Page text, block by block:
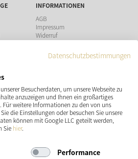
INFORMATIONEN
AGB
Impressum
Widerruf
Teilnahmebedingungen Gewinnspiel
SOCIAL MEDIA
Datenschutzbestimmungen
Besucherdaten, um unsere Webseite zu
anzuzeigen und Ihnen ein großartiges
Für weitere Informationen zu den von uns
die Einstellungen oder besuchen Sie unsere
können mit Google LLC geteilt werden,
Sie hier.
Performance